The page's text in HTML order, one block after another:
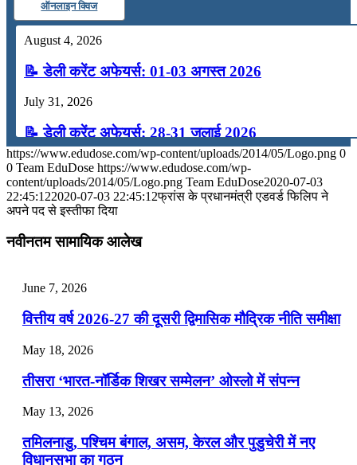
ऑनलाइन क्विज
August 4, 2026
📝 डेली करेंट अफेयर्स: 01-03 अगस्त 2026
July 31, 2026
📝 डेली करेंट अफेयर्स: 28-31 जुलाई 2026
July 28, 2026
📝 डेली करेंट अफेयर्स: 25-27 जुलाई 2026
July 22, 2026
📝 डेली करेंट अफेयर्स: 19-21 जुलाई 2026
July 19, 2026
📝 डेली करेंट अफेयर्स: 16-18 जुलाई 2026
July 16, 2026
📝 डेली करेंट अफेयर्स: 13-15 जुलाई 2026
https://www.edudose.com/wp-content/uploads/2014/05/Logo.png 0
0 Team EduDose https://www.edudose.com/wp-
content/uploads/2014/05/Logo.png Team EduDose2020-07-03
22:45:122020-07-03 22:45:12फ्रांस के प्रधानमंत्री एडवर्ड फिलिप ने
अपने पद से इस्तीफा दिया
नवीनतम सामायिक आलेख
June 7, 2026
वित्तीय वर्ष 2026-27 की दूसरी द्विमासिक मौद्रिक नीति समीक्षा
May 18, 2026
तीसरा ‘भारत-नॉर्डिक शिखर सम्मेलन’ ओस्लो में संपन्न
May 13, 2026
तमिलनाडु, पश्चिम बंगाल, असम, केरल और पुडुचेरी में नए
विधानसभा का गठन